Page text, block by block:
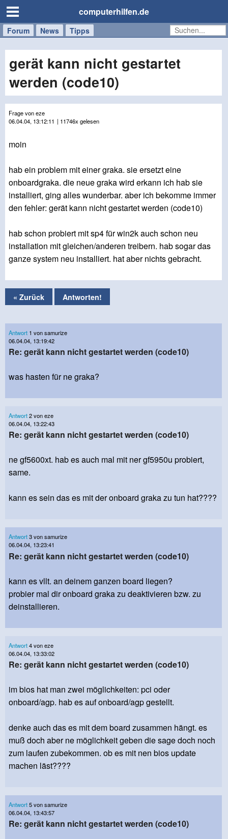
computerhilfen.de
Forum News Tipps
Handy
Tablet
Windows
Mac
gerät kann nicht gestartet
werden (code10)
Frage von eze
06.04.04, 13:12:11 | 11746x gelesen
moin
hab ein problem mit einer graka. sie ersetzt eine
onboardgraka. die neue graka wird erkann ich hab sie
installiert, ging alles wunderbar. aber ich bekomme immer
den fehler: gerät kann nicht gestartet werden (code10)
hab schon probiert mit sp4 für win2k auch schon neu
installation mit gleichen/anderen treibern. hab sogar das
ganze system neu installiert. hat aber nichts gebracht.
« Zurück Antworten!
Antwort 1 von samurize
06.04.04, 13:19:42
Re: gerät kann nicht gestartet werden (code10)
was hasten für ne graka?
Antwort2 von eze
06.04.04, 13:22:43
Re: gerät kann nicht gestartet werden (code10)
ne gf5600xt. hab es auch mal mit ner gf5950u probiert,
same.
kann es sein das es mit der onboard graka zu tun hat????
Antwort3 von samurize
06.04.04, 13:23:41
Re: gerät kann nicht gestartet werden (code10)
kann es vllt. an deinem ganzen board liegen?
probier mal dir onboard graka zu deaktivieren bzw. zu
deinstallieren.
Antwort4 von eze
06.04.04, 13:33:02
Re: gerät kann nicht gestartet werden (code10)
im bios hat man zwei möglichkeiten: pci oder
onboard/agp. hab es auf onboard/agp gestellt.
denke auch das es mit dem board zusammen hängt. es
muß doch aber ne möglichkeit geben die sage doch noch
zum laufen zubekommen. ob es mit nen bios update
machen läst????
Antwort5 von samurize
06.04.04, 13:43:57
Re: gerät kann nicht gestartet werden (code10)